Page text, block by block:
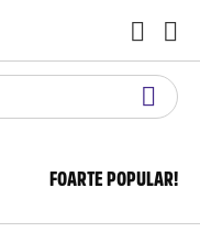
FOARTE POPULAR!